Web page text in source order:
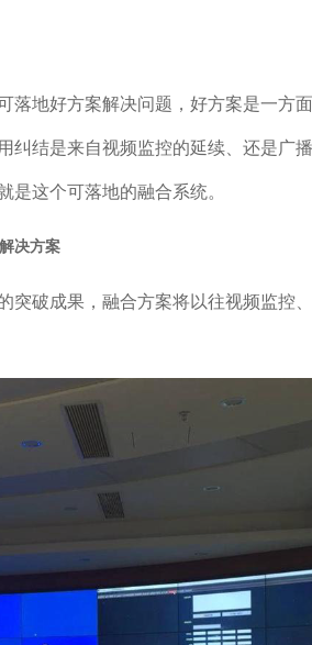
落地好方案解决问题，好方案是一方
结是来自视频监控的延续、还是广
是这个可落地的融合系统。
解决方案
突破成果，融合方案将以往视频监控